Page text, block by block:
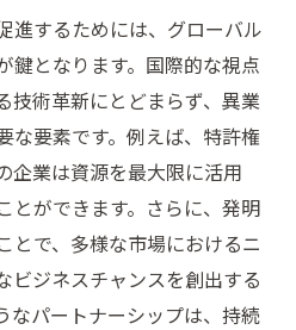
進するためには、グローバル
鍵となります。国際的な視点
技術革新にとどまらず、異業
な要素です。例えば、特許権
企業は資源を最大限に活用
とができます。さらに、発明
とで、多様な市場におけるニ
ビジネスチャンスを創出する
なパートナーシップは、持続